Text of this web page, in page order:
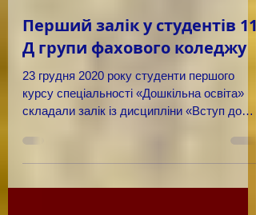
29 груд. 2020 р.
Перший залік у студентів 11-
Д групи фахового коледжу
23 грудня 2020 року студенти першого
спеціальності»....